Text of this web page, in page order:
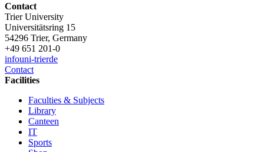
Contact
Trier University
Universitätsring 15
54296 Trier, Germany
+49 651 201-0
infouni-trierde
Contact
Facilities
Faculties & Subjects
Library
Canteen
IT
Sports